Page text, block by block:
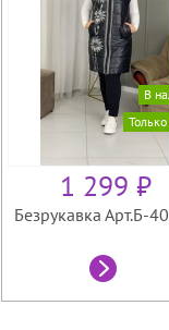
В
1 299 ₽
Безрукавка Арт.Б-